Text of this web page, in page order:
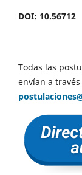
DOI: 10.56712
Todas las
envían a